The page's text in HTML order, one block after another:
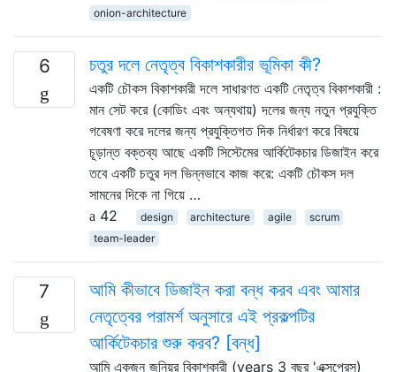
onion-architecture
6 চতুর দলে নেতৃত্ব বিকাশকারীর ভূমিকা কী?
একটি চৌকস বিকাশকারী দলে সাধারণত একটি নেতৃত্ব বিকাশকারী :
মান সেট করে (কোডিং এবং অন্যথায়) দলের জন্য নতুন প্রযুক্তি
গবেষণা করে দলের জন্য প্রযুক্তিগত দিক নির্ধারণ করে বিষয়ে
চূড়ান্ত বক্তব্য আছে একটি সিস্টেমের আর্কিটেকচার ডিজাইন করে
তবে একটি চতুর দল ভিন্নভাবে কাজ করে: একটি চৌকস দল
সামনের দিকে না গিয়ে …
42
design architecture agile
scrum
team-leader
7
আমি কীভাবে ডিজাইন করা বন্ধ করব এবং আমার
নেতৃত্বের পরামর্শ অনুসারে এই প্রকল্পটির
আর্কিটেকচার শুরু করব? [বন্ধ]
আমি একজন জুনিয়র বিকাশকারী (years 3 বছর 'এক্সপ্রেস)